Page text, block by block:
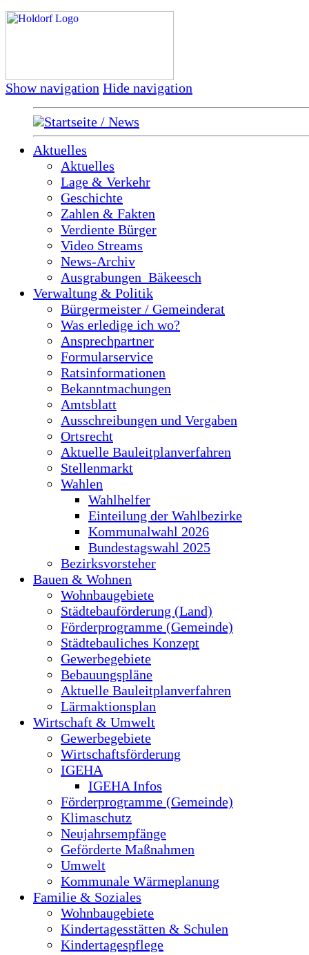
Show navigation Hide navigation
Startseite / News
Aktuelles
Aktuelles
Lage & Verkehr
Geschichte
Zahlen & Fakten
Verdiente Bürger
Video Streams
News-Archiv
Ausgrabungen_Bäkeesch
Verwaltung & Politik
Bürgermeister / Gemeinderat
Was erledige ich wo?
Ansprechpartner
Formularservice
Ratsinformationen
Bekanntmachungen
Amtsblatt
Ausschreibungen und Vergaben
Ortsrecht
Aktuelle Bauleitplanverfahren
Stellenmarkt
Wahlen
Wahlhelfer
Einteilung der Wahlbezirke
Kommunalwahl 2026
Bundestagswahl 2025
Bezirksvorsteher
Bauen & Wohnen
Wohnbaugebiete
Städtebauförderung (Land)
Förderprogramme (Gemeinde)
Städtebauliches Konzept
Gewerbegebiete
Bebauungspläne
Aktuelle Bauleitplanverfahren
Lärmaktionsplan
Wirtschaft & Umwelt
Gewerbegebiete
Wirtschaftsförderung
IGEHA
IGEHA Infos
Förderprogramme (Gemeinde)
Klimaschutz
Neujahrsempfänge
Geförderte Maßnahmen
Umwelt
Kommunale Wärmeplanung
Familie & Soziales
Wohnbaugebiete
Kindertagesstätten & Schulen
Kindertagespflege